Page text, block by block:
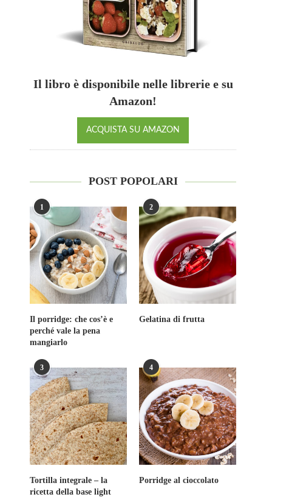
Il libro è disponibile nelle librerie e su
Amazon!
ACQUISTA SU AMAZON
POST POPOLARI
1
Il porridge: che cos’è e
perché vale la pena
mangiarlo
2
Gelatina di frutta
3
Tortilla integrale – la
ricetta della base light
4
Porridge al cioccolato